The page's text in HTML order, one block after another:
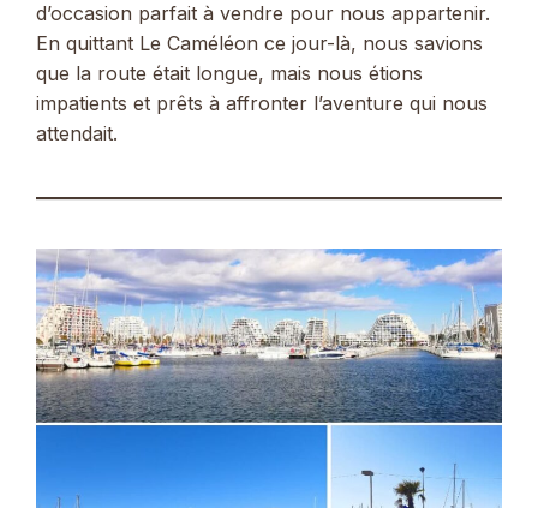
d’occasion parfait à vendre pour nous appartenir.
En quittant Le Caméléon ce jour-là, nous savions
que la route était longue, mais nous étions
impatients et prêts à affronter l’aventure qui nous
attendait.